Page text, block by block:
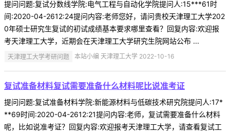
提问问题:复试分数线学院:电气工程与自动化学院提问人:15***61时
间:2020-04-2612:24提问内容:老师您好，请问贵校天津理工大学202
0年硕士研究生复试的初试成绩基本要求哪里查看？回复内容:欢迎报
考天津理工大学，近期会在天津理工大学研究生院网站公布 ...
天津理工大学考研问题 本站小编 天津理工大学 2022-10-16
复试准备材料复试需要准备什么材料呢比说准考证
提问问题:复试准备材料学院:新能源材料与低碳技术研究院提问人:17*
**69时间:2020-04-2612:21提问内容:老师，复试需要准备什么材料
呢，比如说准考证？回复内容:欢迎报考天津理工大学，请查看复试工